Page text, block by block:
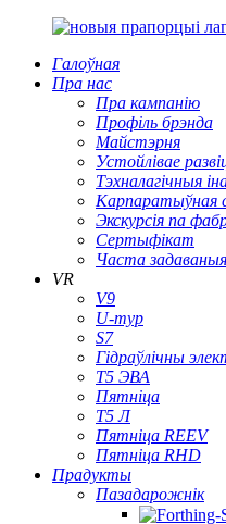
Галоўная
Пра нас
Пра кампанію
Профіль брэнда
Майстэрня
Устойлівае
Тэхналагічныя
Карпаратыўная
Экскурсія па
Сертыфікат
Часта
VR
V9
U-тур
S7
Гідраўлічны
Т5 ЭВА
Пятніца
Т5 Л
Пятніца REEV
Пятніца RHD
Прадукты
Пазадарожнік